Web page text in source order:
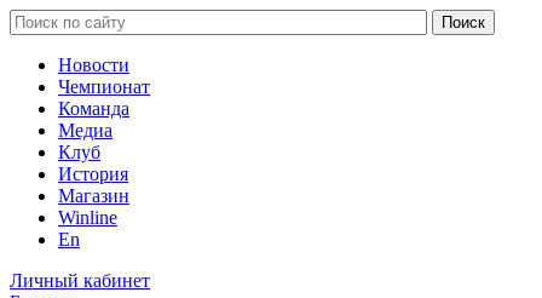
Новости
Чемпионат
Команда
Медиа
Клуб
История
Магазин
Winline
En
Личный кабинет